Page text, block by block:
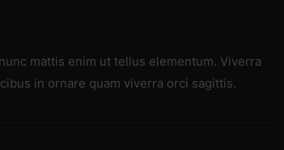
mattis enim ut tellus elementum. Viverra
in ornare quam viverra orci sagittis.